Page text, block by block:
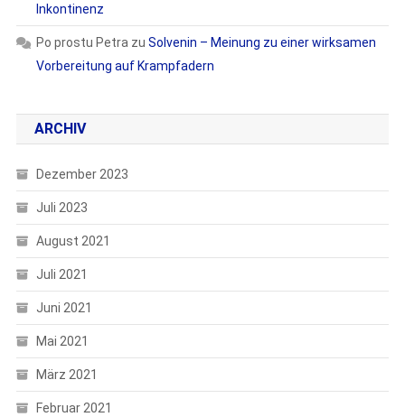
Inkontinenz
Po prostu Petra zu Solvenin – Meinung zu einer wirksamen
Vorbereitung auf Krampfadern
ARCHIV
Dezember 2023
Juli 2023
August 2021
Juli 2021
Juni 2021
Mai 2021
März 2021
Februar 2021